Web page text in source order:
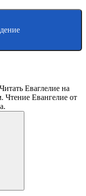
Еваглелие на
Чтение Евангелие от